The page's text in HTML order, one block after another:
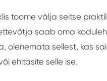
toome välja seitse
saab oma
olenemata sellest, kas
ehitasite selle ise.